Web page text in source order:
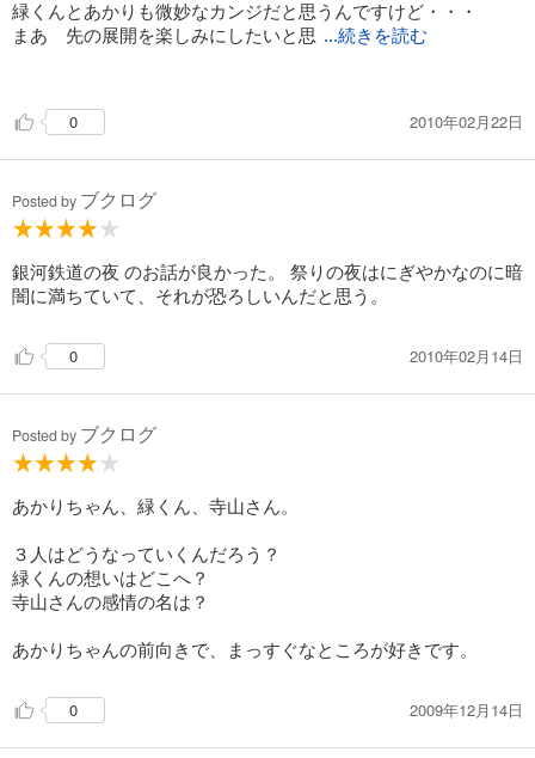
緑くんとあかりも微妙なカンジだと思うんですけど・・・
まあ 先の展開を楽しみにしたいと思 ...続きを読む
水原店長って どんどん幼くなってませんか？（笑）
0 2010年02月22日
Posted by ブクログ
銀河鉄道の夜 のお話が良かった。 祭りの夜はにぎやかなのに暗
闇に満ちていて、それが恐ろしいんだと思う。
0 2010年02月14日
Posted by ブクログ
あかりちゃん、緑くん、寺山さん。
３人はどうなっていくんだろう？
緑くんの想いはどこへ？
寺山さんの感情の名は？
あかりちゃんの前向きで、まっすぐなところが好きです。
0 2009年12月14日